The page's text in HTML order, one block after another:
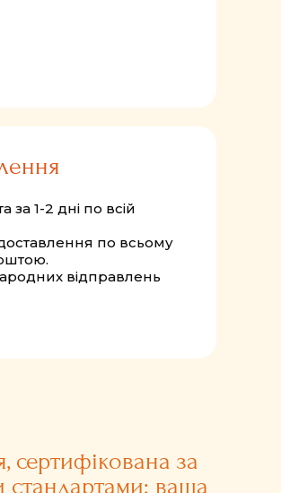
за 1-2 дні по всій
по всьому
відправлень
сертифікована за
стандартами: ваша